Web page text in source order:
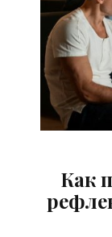
/// //
Как